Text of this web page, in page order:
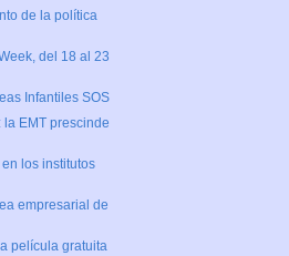
de la política
del 18 al 23
Infantiles SOS
la EMT prescinde
los institutos
empresarial de
película gratuita